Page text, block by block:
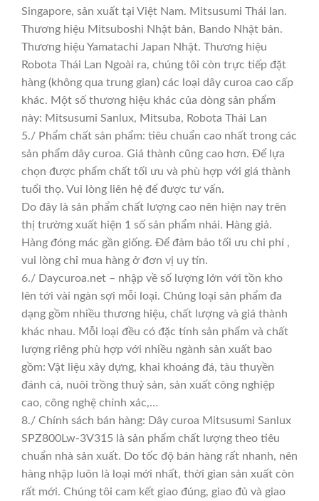
Singapore, sản xuất tại Việt Nam. Mitsusumi Thái lan.
Thương hiệu Mitsuboshi Nhật bản, Bando Nhật bản.
Thương hiệu Yamatachi Japan Nhật. Thương hiệu
Robota Thái Lan Ngoài ra, chúng tôi còn trực tiếp đặt
hàng (không qua trung gian) các loại dây curoa cao cấp
khác. Một số thương hiệu khác của dòng sản phẩm
này: Mitsusumi Sanlux, Mitsuba, Robota Thái Lan
5./ Phẩm chất sản phẩm: tiêu chuẩn cao nhất trong các
sản phẩm dây curoa. Giá thành cũng cao hơn. Để lựa
chọn được phẩm chất tối ưu và phù hợp với giá thành
tuổi thọ. Vui lòng liên hệ để được tư vấn.
Do đây là sản phẩm chất lượng cao nên hiện nay trên
thị trường xuất hiện 1 số sản phẩm nhái. Hàng giả.
Hàng đóng mác gần giống. Để đảm bảo tối ưu chi phí ,
vui lòng chỉ mua hàng ở đơn vị uy tín.
6./ Daycuroa.net – nhập về số lượng lớn với tồn kho
lên tới vài ngàn sợi mỗi loại. Chủng loại sản phẩm đa
dạng gồm nhiều thương hiệu, chất lượng và giá thành
khác nhau. Mỗi loại đều có đặc tính sản phẩm và chất
lượng riêng phù hợp với nhiều ngành sản xuất bao
gồm: Vật liệu xây dựng, khai khoáng đá, tàu thuyền
đánh cá, nuôi trồng thuỷ sản, sản xuất công nghiệp
cao, công nghệ chính xác,…
8./ Chính sách bán hàng: Dây curoa Mitsusumi Sanlux
SPZ800Lw-3V315 là sản phẩm chất lượng theo tiêu
chuẩn nhà sản xuất. Do tốc độ bán hàng rất nhanh, nên
hàng nhập luôn là loại mới nhất, thời gian sản xuất còn
rất mới. Chúng tôi cam kết giao đúng, giao đủ và giao